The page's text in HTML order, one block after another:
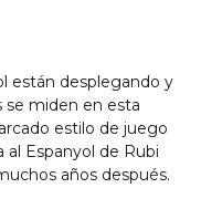
están desplegando y
se miden en esta
estilo de juego
al Espanyol de Rubi
años después.